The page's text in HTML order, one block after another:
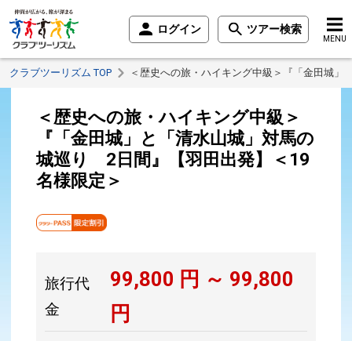
ログイン ツアー検索
MENU
クラブツーリズム TOP ＜歴史への旅・ハイキング中級＞『「金田城
＜歴史への旅・ハイキング中級＞
『「金田城」と「清水山城」対馬の
城巡り 2日間』【羽田出発】＜19
名様限定＞
旅行代
金
99,800 円 ～ 99,800
円